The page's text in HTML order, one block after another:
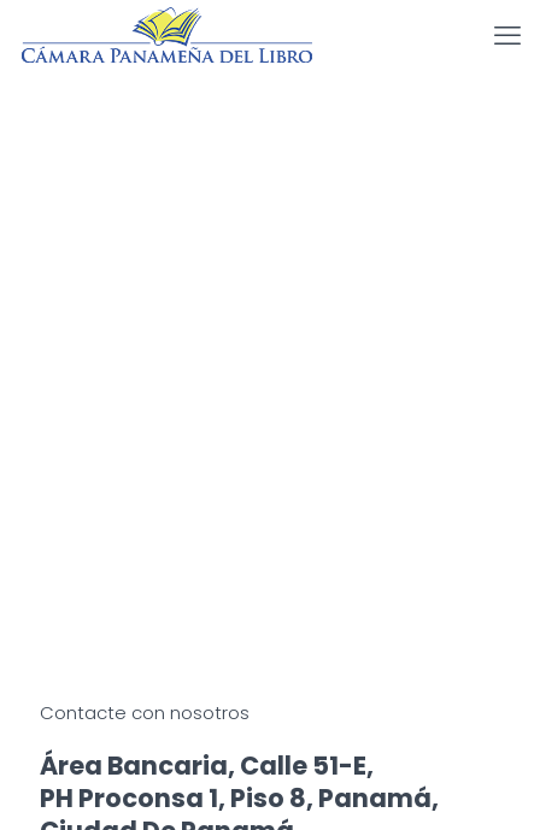
Contacte con nosotros
Área Bancaria, Calle 51-E,
PH Proconsa 1, Piso 8, Panamá,